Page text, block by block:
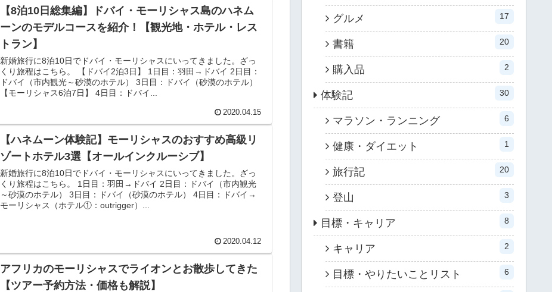
【8泊10日総集編】ドバイ・モーリシャス島のハネム
ーンのモデルコースを紹介！【観光地・ホテル・レス
トラン】
新婚旅行に8泊10日でドバイ・モーリシャスにいってきました。ざっ
くり旅程はこちら。 【ドバイ2泊3日】 1日目：羽田→ドバイ 2日目：
ドバイ（市内観光～砂漠のホテル） 3日目：ドバイ（砂漠のホテル）
【モーリシャス6泊7日】 4日目：ドバイ...
2020.04.15
【ハネムーン体験記】モーリシャスのおすすめ高級リ
ゾートホテル3選【オールインクルーシブ】
新婚旅行に8泊10日でドバイ・モーリシャスにいってきました。ざっ
くり旅程はこちら。 1日目：羽田→ドバイ 2日目：ドバイ（市内観光
～砂漠のホテル） 3日目：ドバイ（砂漠のホテル） 4日目：ドバイ→
モーリシャス（ホテル①：outrigger）...
2020.04.12
アフリカのモーリシャスでライオンとお散歩してきた
【ツアー予約方法・価格も解説】
グルメ 17
書籍 20
購入品 2
体験記 30
マラソン・ランニング 6
健康・ダイエット 1
旅行記 20
登山 3
目標・キャリア 8
キャリア 2
目標・やりたいことリスト 6